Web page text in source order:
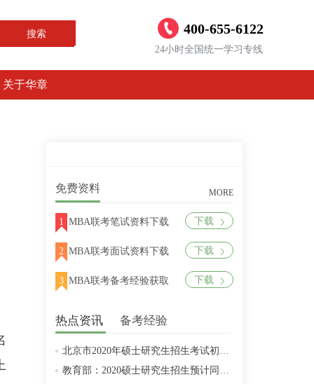
搜索 400-655-6122
24小时全国统一学习专线
关于华章
免费资料 MORE
1 MBA联考笔试资料下载 下载
2 MBA联考面试资料下载 下载
3 MBA联考备考经验获取 下载
热点资讯 备考经验
北京市2020年硕士研究生招生考试初试成绩查询及复查复核的公告
教育部：2020硕士研究生招生预计同比增加18.9万人